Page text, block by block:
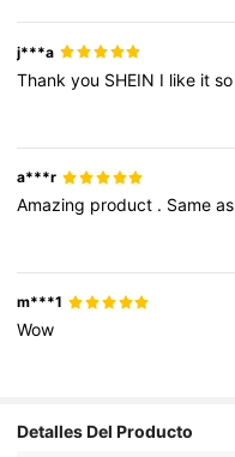
j***a
Thankyou SHEIN I like itso
a***r
Amazing product . Sameas
m***1
Wow
Detalles Del Producto